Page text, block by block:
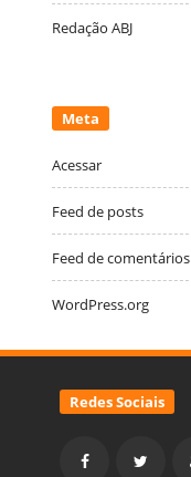
Redação ABJ
Meta
Acessar
Feed de posts
Feed de comentários
WordPress.org
Redes Sociais